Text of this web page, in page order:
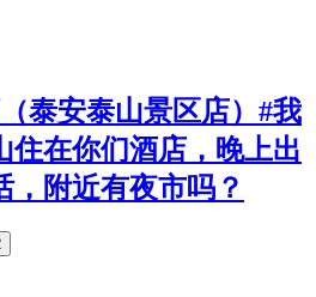
泰安泰山景区店）#我
住在你们酒店，晚上出
，附近有夜市吗？